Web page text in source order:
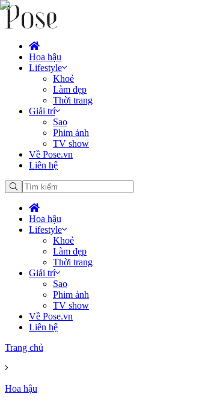
Hoa hậu
Lifestyle
Khoẻ
Làm đẹp
Thời trang
Giải trí
Sao
Phim ảnh
TV show
Về Pose.vn
Liên hệ
Hoa hậu
Lifestyle
Khoẻ
Làm đẹp
Thời trang
Giải trí
Sao
Phim ảnh
TV show
Về Pose.vn
Liên hệ
Trang chủ
Hoa hậu